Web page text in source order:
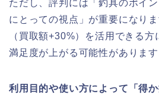
ただし、評判には「釣具のポイ
にとっての視点」が重要になり
（買取額+30%）を活用できる
満足度が上がる可能性があります
利用目的や使い方によって「得